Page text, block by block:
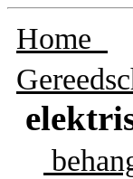
Home